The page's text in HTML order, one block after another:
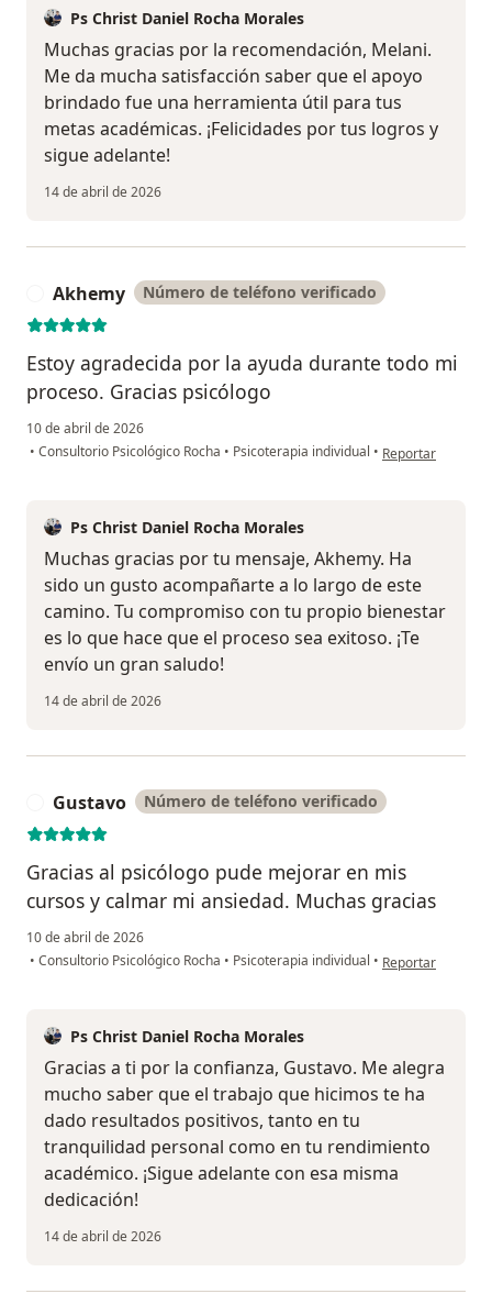
Ps Christ Daniel Rocha Morales
Muchas gracias por la recomendación, Melani.
Me da mucha satisfacción saber que el apoyo
brindado fue una herramienta útil para tus
metas académicas. ¡Felicidades por tus logros y
sigue adelante!
14 de abril de 2026
Akhemy Número de teléfono verificado
Estoy agradecida por la ayuda durante todo mi
proceso. Gracias psicólogo
10 de abril de 2026
• Consultorio Psicológico Rocha • Psicoterapia individual • en opinión del
Reportar
Ps Christ Daniel Rocha Morales
Muchas gracias por tu mensaje, Akhemy. Ha
sido un gusto acompañarte a lo largo de este
camino. Tu compromiso con tu propio bienestar
es lo que hace que el proceso sea exitoso. ¡Te
envío un gran saludo!
14 de abril de 2026
Gustavo Número de teléfono verificado
Gracias al psicólogo pude mejorar en mis
cursos y calmar mi ansiedad. Muchas gracias
10 de abril de 2026
• Consultorio Psicológico Rocha • Psicoterapia individual • en opinión del
Reportar
Ps Christ Daniel Rocha Morales
Gracias a ti por la confianza, Gustavo. Me alegra
mucho saber que el trabajo que hicimos te ha
dado resultados positivos, tanto en tu
tranquilidad personal como en tu rendimiento
académico. ¡Sigue adelante con esa misma
dedicación!
14 de abril de 2026